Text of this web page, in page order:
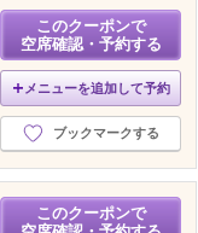
このクーポンで
空席確認・予約する
メニューを追加して予約
ブックマークする
このクーポンで